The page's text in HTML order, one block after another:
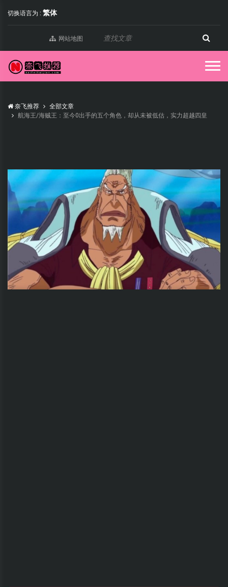
切换语言为 : 繁体
网站地图
奈飞推荐
全部文章
航海王/海贼王：至今0出手的五个角色，却从未被低估，实力超越四皇